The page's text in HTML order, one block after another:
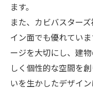
ます。
また、カビバスター
イン面でも優れてい
ージを大切にし、建
しく個性的な空間を
いを生かしたデザイ